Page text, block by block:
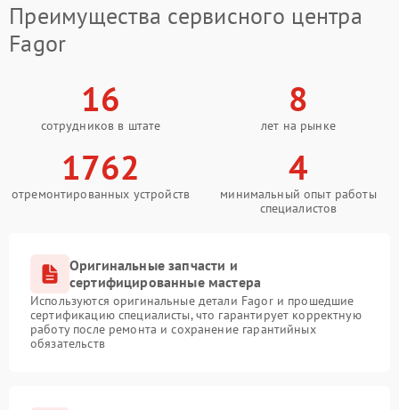
Преимущества сервисного центра
Fagor
16
сотрудников в штате
8
лет на рынке
1762
отремонтированных устройств
4
минимальный опыт работы
специалистов
Оригинальные запчасти и
сертифицированные мастера
Используются оригинальные детали Fagor и прошедшие
сертификацию специалисты, что гарантирует корректную
работу после ремонта и сохранение гарантийных
обязательств